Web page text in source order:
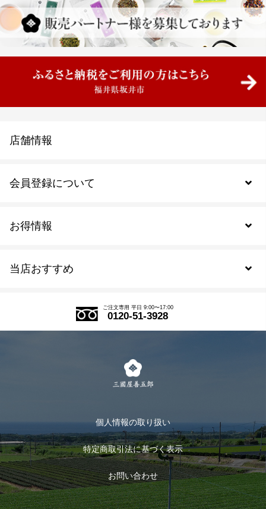
当店おすすめ
式部の香りシリーズ
お茶のギフト
おすすめのお茶
お茶に合うスイーツ
お得情報
会員登録について
会員規約について
ログイン
ログアウト
店舗情報
ご注文専用 平日 9:00〜17:00
0120-51-3928
個人情報の取り扱い
特定商取引法に基づく表示
お問い合わせ